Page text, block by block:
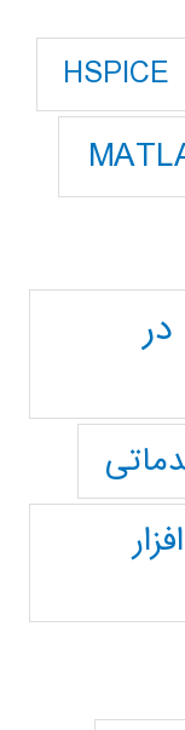
HSPICE